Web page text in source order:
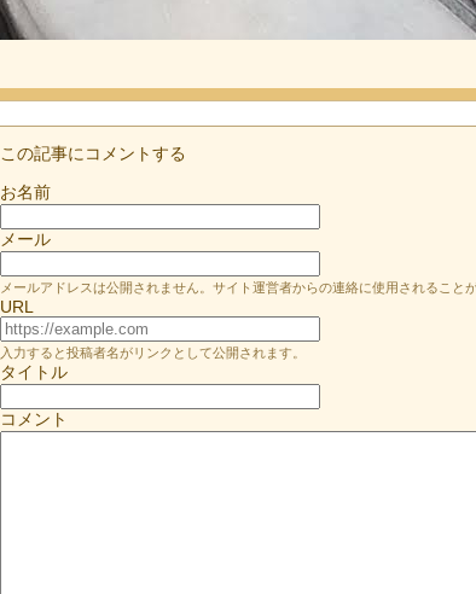
この記事にコメントする
お名前
メール
メールアドレスは公開されません。サイト運営者からの連絡に使用されることが
URL
入力すると投稿者名がリンクとして公開されます。
タイトル
コメント